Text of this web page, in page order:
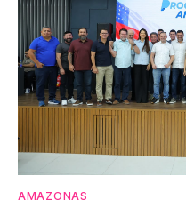
AMAZONAS